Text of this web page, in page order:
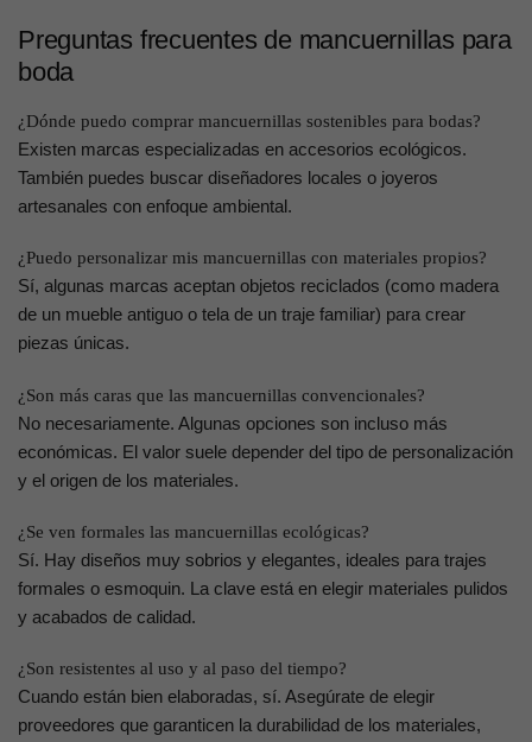
Preguntas frecuentes de mancuernillas para
boda
¿Dónde puedo comprar mancuernillas sostenibles para bodas?
Existen marcas especializadas en accesorios ecológicos.
También puedes buscar diseñadores locales o joyeros
artesanales con enfoque ambiental.
¿Puedo personalizar mis mancuernillas con materiales propios?
Sí, algunas marcas aceptan objetos reciclados (como madera
de un mueble antiguo o tela de un traje familiar) para crear
piezas únicas.
¿Son más caras que las mancuernillas convencionales?
No necesariamente. Algunas opciones son incluso más
económicas. El valor suele depender del tipo de personalización
y el origen de los materiales.
¿Se ven formales las mancuernillas ecológicas?
Sí. Hay diseños muy sobrios y elegantes, ideales para trajes
formales o esmoquin. La clave está en elegir materiales pulidos
y acabados de calidad.
¿Son resistentes al uso y al paso del tiempo?
Cuando están bien elaboradas, sí. Asegúrate de elegir
proveedores que garanticen la durabilidad de los materiales,